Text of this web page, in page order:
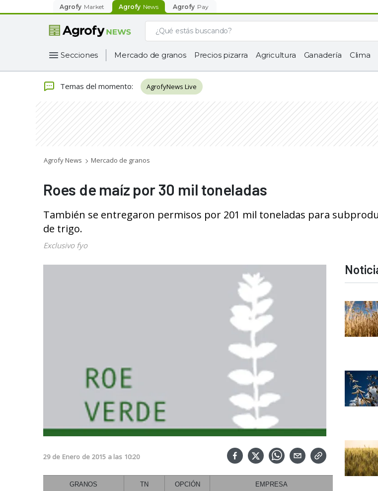
Agrofy Market Agrofy News Agrofy Pay
Secciones Mercado de granos Precios pizarra Agricultura Ganadería Clima
Temas del momento: AgrofyNews Live
Agrofy News Mercado de granos
Roes de maíz por 30 mil toneladas
También se entregaron permisos por 201 mil toneladas para
de trigo.
Exclusivo fyo
29 de Enero de 2015 a las 10:20
GRANOS TN OPCIÓN EMPRESA